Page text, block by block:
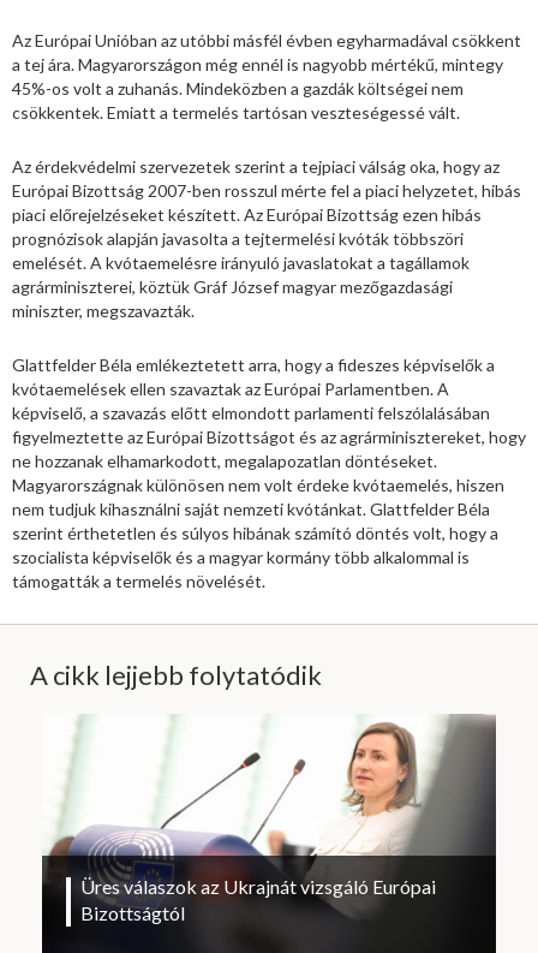
Az Európai Unióban az utóbbi másfél évben egyharmadával csökkent
a tej ára. Magyarországon még ennél is nagyobb mértékű, mintegy
45%-os volt a zuhanás. Mindeközben a gazdák költségei nem
csökkentek. Emiatt a termelés tartósan veszteségessé vált.
Az érdekvédelmi szervezetek szerint a tejpiaci válság oka, hogy az
Európai Bizottság 2007-ben rosszul mérte fel a piaci helyzetet, hibás
piaci előrejelzéseket készített. Az Európai Bizottság ezen hibás
prognózisok alapján javasolta a tejtermelési kvóták többszöri
emelését. A kvótaemelésre irányuló javaslatokat a tagállamok
agrárminiszterei, köztük Gráf József magyar mezőgazdasági
miniszter, megszavazták.
Glattfelder Béla emlékeztetett arra, hogy a fideszes képviselők a
kvótaemelések ellen szavaztak az Európai Parlamentben. A
képviselő, a szavazás előtt elmondott parlamenti felszólalásában
figyelmeztette az Európai Bizottságot és az agrárminisztereket, hogy
ne hozzanak elhamarkodott, megalapozatlan döntéseket.
Magyarországnak különösen nem volt érdeke kvótaemelés, hiszen
nem tudjuk kihasználni saját nemzeti kvótánkat. Glattfelder Béla
szerint érthetetlen és súlyos hibának számító döntés volt, hogy a
szocialista képviselők és a magyar kormány több alkalommal is
támogatták a termelés növelését.
A cikk lejjebb folytatódik
Üres válaszok az Ukrajnát vizsgáló Európai
Bizottságtól